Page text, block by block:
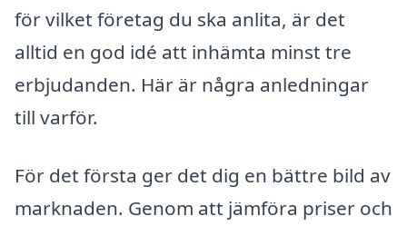
för vilket företag du ska anlita, är det
alltid en god idé att inhämta minst tre
erbjudanden. Här är några anledningar
till varför.
För det första ger det dig en bättre bild av
marknaden. Genom att jämföra priser och